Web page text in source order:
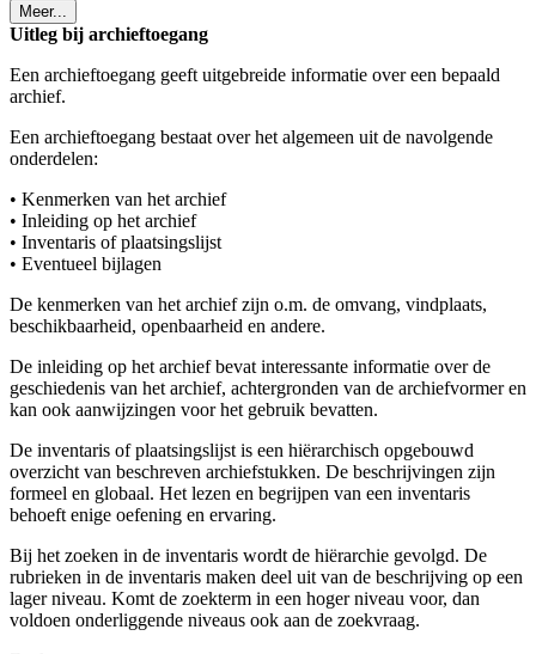
Meer...
Uitleg bij archieftoegang
Een archieftoegang geeft uitgebreide informatie over een bepaald
archief.
Een archieftoegang bestaat over het algemeen uit de navolgende
onderdelen:
• Kenmerken van het archief
• Inleiding op het archief
• Inventaris of plaatsingslijst
• Eventueel bijlagen
De kenmerken van het archief zijn o.m. de omvang, vindplaats,
beschikbaarheid, openbaarheid en andere.
De inleiding op het archief bevat interessante informatie over de
geschiedenis van het archief, achtergronden van de archiefvormer en
kan ook aanwijzingen voor het gebruik bevatten.
De inventaris of plaatsingslijst is een hiërarchisch opgebouwd
overzicht van beschreven archiefstukken. De beschrijvingen zijn
formeel en globaal. Het lezen en begrijpen van een inventaris
behoeft enige oefening en ervaring.
Bij het zoeken in de inventaris wordt de hiërarchie gevolgd. De
rubrieken in de inventaris maken deel uit van de beschrijving op een
lager niveau. Komt de zoekterm in een hoger niveau voor, dan
voldoen onderliggende niveaus ook aan de zoekvraag.